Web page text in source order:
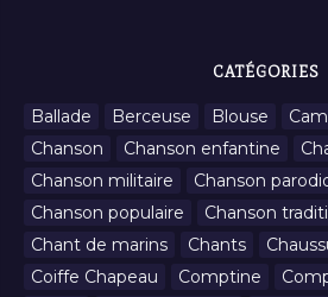
CATÉGORIES
Ballade Berceuse Blouse
Chanson
Chanson enfantine
Chanson militaire
Chanson
Chanson populaire
Chanson
Chant de marins
Chants
Coiffe Chapeau
Comptine